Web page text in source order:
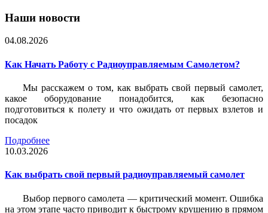
Наши новости
04.08.2026
Как Начать Работу с Радиоуправляемым Самолетом?
Мы расскажем о том, как выбрать свой первый самолет,
какое оборудование понадобится, как безопасно
подготовиться к полету и что ожидать от первых взлетов и
посадок
Подробнее
10.03.2026
Как выбрать свой первый радиоуправляемый самолет
Выбор первого самолета — критический момент. Ошибка
на этом этапе часто приводит к быстрому крушению в прямом